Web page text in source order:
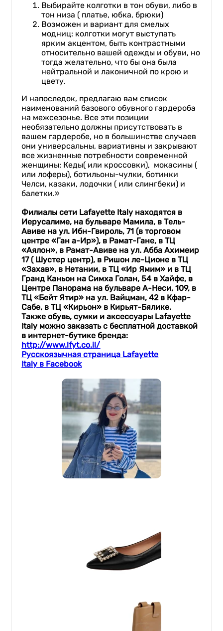
Выбирайте колготки в тон обуви, либо в
тон низа ( платье, юбка, брюки)
Возможен и вариант для смелых
модниц: колготки могут выступать
ярким акцентом, быть контрастными
относительно вашей одежды и обуви, но
тогда желательно, что бы она была
нейтральной и лаконичной по крою и
цвету.
И напоследок, предлагаю вам список
наименований базового обувного гардероба
на межсезонье. Все эти позиции
необязательно должны присутствовать в
вашем гардеробе, но в большинстве случаев
они универсальны, вариативны и закрывают
все жизненные потребности современной
женщины: Кеды( или кроссовки), мокасины (
или лоферы), ботильоны-чулки, ботинки
Челси, казаки, лодочки ( или слингбеки) и
балетки.»
Филиалы сети Lafayette Italy находятся в
Иерусалиме, на бульваре Мамила, в Тель-
Авиве на ул. Ибн-Гвироль, 71 (в торговом
центре «Ган а-Ир»), в Рамат-Гане, в ТЦ
«Аялон», в Рамат-Авиве на ул.Абба Ахимеир
17 ( Шустер центр), в Ришон ле-Ционе в ТЦ
«Захав», в Нетании, в ТЦ «Ир Ямим» и в ТЦ
Гранд Каньон на Симха Голан, 54 в Хайфе, в
Центре Панорама на бульваре А-Неси, 109, в
ТЦ «Бейт Ятир» на ул. Вайцман, 42 в Кфар-
Сабе, в ТЦ «Кирьон» в Кирьят-Бялике.
Также обувь, сумки и аксессуары Lafayette
Italy можно заказать с бесплатной доставкой
в интернет-бутике бренда:
http://www.lfyt.co.il/
Русскоязычная страница Lafayette
Italy в Facebook